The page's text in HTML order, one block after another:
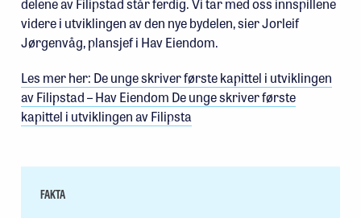
videre i utviklingen av den nye bydelen, sier Jorleif
Jørgenvåg, plansjef i Hav Eiendom.
Les mer her: De unge skriver første kapittel i utviklingen
av Filipstad – Hav Eiendom De unge skriver første
kapittel i utviklingen av Filipsta
FAKTA